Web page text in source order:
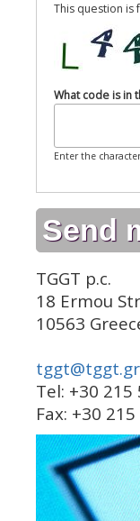
This question is
What code is in
Enter the
18
tggt@tggt.gr
Tel: +30
Fax: